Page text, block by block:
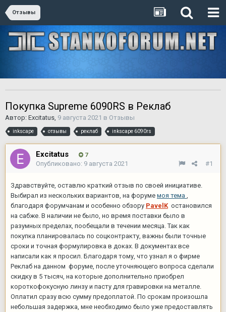
Отзывы
Покупка Supreme 6090RS в Реклаб
Автор: Excitatus, 9 августа 2021 в Отзывы
inkscape отзывы реклаб inkscape 6090rs
Excitatus 7
#1
Опубликовано: 9 августа 2021
Здравствуйте, оставлю краткий отзыв по своей инициативе.
Выбирал из нескольких вариантов, на форуме моя тема
благодаря форумчанам и особенно обзору PavelK остановился
на сабже. В наличии не было, но время поставки было в
разумных пределах, пообещали в течении месяца. Так как
покупка планировалась по соцконтракту, важны были точные
сроки и точная формулировка в доках. В документах все
написали как я просил. Благодаря тому, что узнал я о фирме
Реклаб на данном форуме, после уточняющего вопроса сделали
скидку в 5 тысяч, на которые дополнительно приобрел
короткофокусную линзу и пасту для гравировки на металле.
Оплатил сразу всю сумму предоплатой. По срокам произошла
небольшая задержка, мне необходимо было уже предоставлять